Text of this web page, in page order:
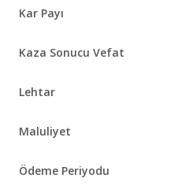
Kar Payı
Kaza Sonucu Vefat
Lehtar
Maluliyet
Ödeme Periyodu